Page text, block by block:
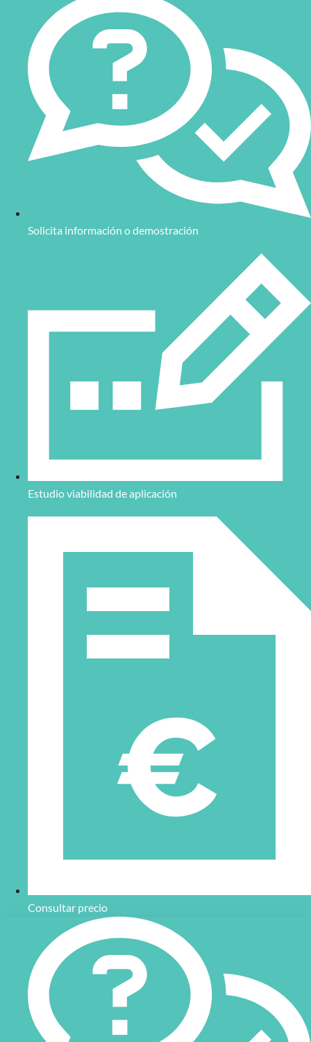
Solicita información o demostración
Estudio viabilidad de aplicación
Consultar precio